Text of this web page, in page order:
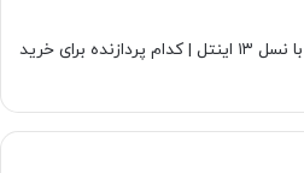
تفاوت لپتاپ های Core Ultra با نسل ۱۳ اینتل | کدام پردازنده برای خرید